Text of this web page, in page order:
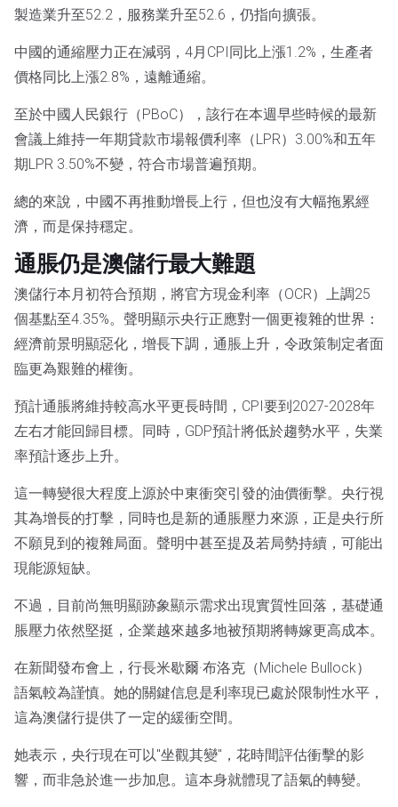
製造業升至52.2，服務業升至52.6，仍指向擴張。
中國的通縮壓力正在減弱，4月CPI同比上漲1.2%，生產者
價格同比上漲2.8%，遠離通縮。
至於中國人民銀行（PBoC），該行在本週早些時候的最新
會議上維持一年期貸款市場報價利率（LPR）3.00%和五年
期LPR 3.50%不變，符合市場普遍預期。
總的來說，中國不再推動增長上行，但也沒有大幅拖累經
濟，而是保持穩定。
通脹仍是澳儲行最大難題
澳儲行本月初符合預期，將官方現金利率（OCR）上調25
個基點至4.35%。聲明顯示央行正應對一個更複雜的世界：
經濟前景明顯惡化，增長下調，通脹上升，令政策制定者面
臨更為艱難的權衡。
預計通脹將維持較高水平更長時間，CPI要到2027-2028年
左右才能回歸目標。同時，GDP預計將低於趨勢水平，失業
率預計逐步上升。
這一轉變很大程度上源於中東衝突引發的油價衝擊。央行視
其為增長的打擊，同時也是新的通脹壓力來源，正是央行所
不願見到的複雜局面。聲明中甚至提及若局勢持續，可能出
現能源短缺。
不過，目前尚無明顯跡象顯示需求出現實質性回落，基礎通
脹壓力依然堅挺，企業越來越多地被預期將轉嫁更高成本。
在新聞發布會上，行長米歇爾·布洛克（Michele Bullock）
語氣較為謹慎。她的關鍵信息是利率現已處於限制性水平，
這為澳儲行提供了一定的緩衝空間。
她表示，央行現在可以"坐觀其變"，花時間評估衝擊的影
響，而非急於進一步加息。這本身就體現了語氣的轉變。